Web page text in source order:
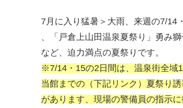
7月に入り猛暑＞大雨、来週の7/14
、「戸倉上山田温泉夏祭り」勇み
など、迫力満点の夏祭りです。
※7/14・15の2日間は、温泉街全域
当館までの（下記リンク）夏祭り
があります、現場の警備員の指示に